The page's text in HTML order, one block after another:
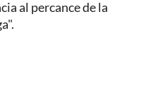
al percance de la